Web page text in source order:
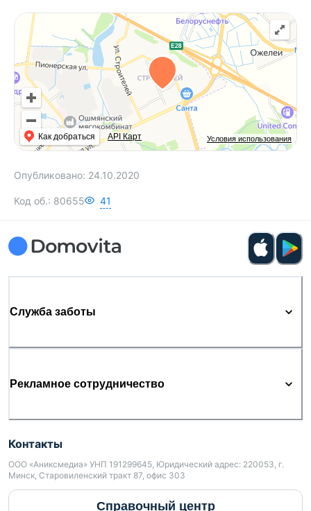
Условия использования
Как добраться API Карт
Опубликовано: 24.10.2020
Код об.: 80655 41
Служба заботы
Рекламное сотрудничество
Контакты
ООО «Аниксмедиа» УНП 191299645, Юридический адрес: 220053, г.
Минск, Старовиленский тракт 87, офис 303
Справочный центр